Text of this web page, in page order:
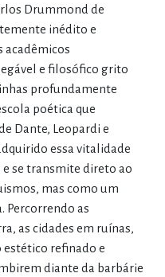
Drummond de
inédito e
acadêmicos
e filosófico grito
profundamente
poética que
Dante, Leopardi e
essa vitalidade
se transmite direto ao
mas como um
Percorrendo as
as cidades em ruínas,
estético refinado e
diante da barbárie